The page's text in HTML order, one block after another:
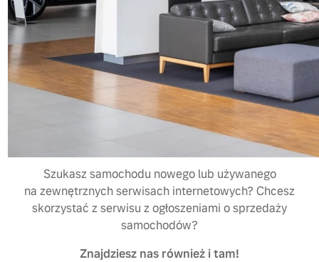
Szukasz samochodu nowego lub używanego
na zewnętrznych serwisach internetowych? Chcesz
skorzystać z serwisu z ogłoszeniami o sprzedaży
samochodów?
Znajdziesz nas również i tam!